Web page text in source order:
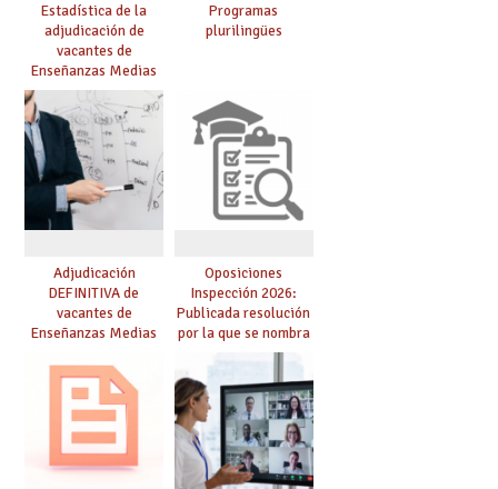
Estadística de la
adjudicación de
vacantes de
Enseñanzas Medias
para el curso 26/27
Programas
plurilingües
Adjudicación
DEFINITIVA de
vacantes de
Enseñanzas Medias
Oposiciones
Inspección 2026:
Publicada resolución
por la que se nombra
funcionarios/as en
prácticas, se regulan
dichas prácticas y se
convoca acto público
de adjudicación